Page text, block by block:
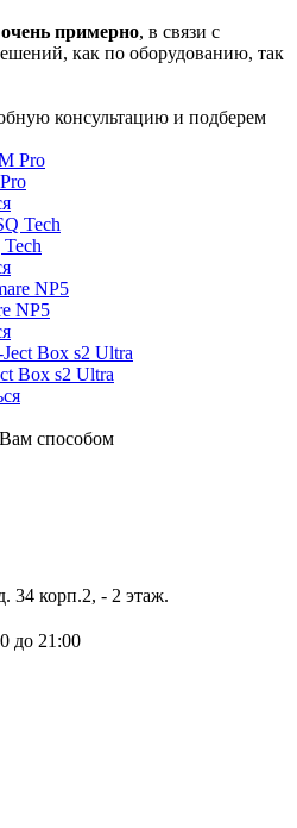
примерно, в связи с
как по оборудованию, так
консультацию и подберем
NP5
Box s2 Ultra
способом
34 корп.2, - 2 этаж.
до 21:00